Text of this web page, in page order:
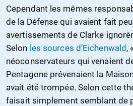
Cependant les mêmes
de la Défense qui avaient fait
avertissements de Clarke
Selon les sources d’Eichenwald,
néoconservateurs qui venaient
Pentagone prévenaient la
avait été trompée. Selon cette
faisait simplement semblant de